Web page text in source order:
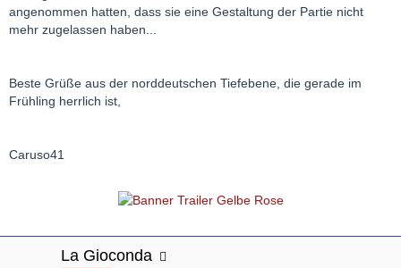
angenommen hatten, dass sie eine Gestaltung der Partie nicht
mehr zugelassen haben...
Beste Grüße aus der norddeutschen Tiefebene, die gerade im
Frühling herrlich ist,
Caruso41
La Gioconda